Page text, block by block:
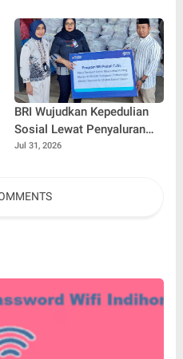
BRI Wujudkan Kepedulian
Sosial Lewat Penyaluran
Paket Sembako di
Jul 31, 2026